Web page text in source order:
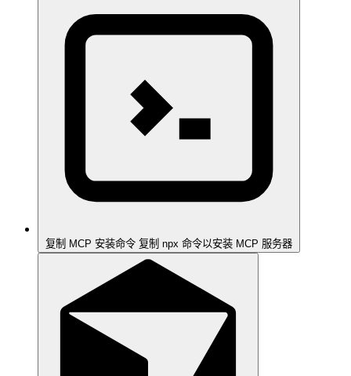
复制 MCP 安装命令 复制 npx 命令以安装 MCP 服务器